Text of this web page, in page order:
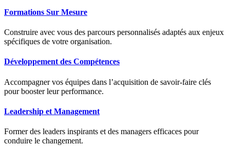
Formations Sur Mesure
Construire avec vous des parcours personnalisés adaptés aux enjeux
spécifiques de votre organisation.
Développement des Compétences
Accompagner vos équipes dans l’acquisition de savoir-faire clés
pour booster leur performance.
Leadership et Management
Former des leaders inspirants et des managers efficaces pour
conduire le changement.